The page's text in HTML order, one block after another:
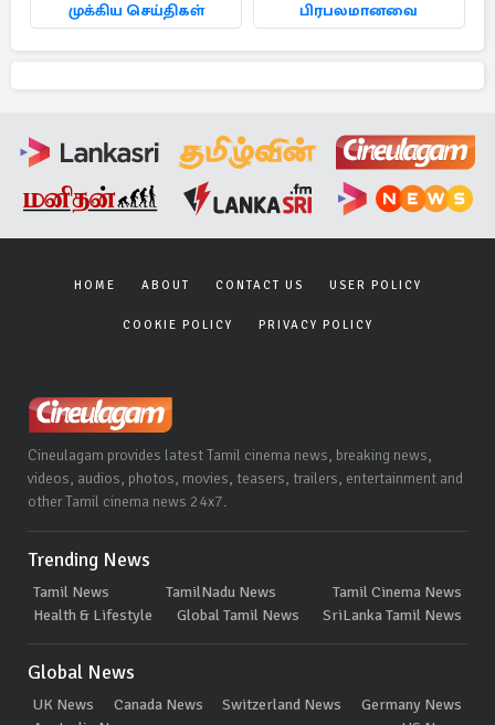
முக்கிய செய்திகள் பிரபலமானவை
HOME ABOUT CONTACT US USER POLICY
COOKIE POLICY PRIVACY POLICY
Cineulagam provides latest Tamil cinema news, breaking news,
videos, audios, photos, movies, teasers, trailers, entertainment and
other Tamil cinema news 24x7.
Trending News
Tamil News TamilNadu News
Tamil Cinema News
Health & Lifestyle
Global Tamil News SriLanka Tamil News
Global News
UK News Canada News Switzerland News
Germany News